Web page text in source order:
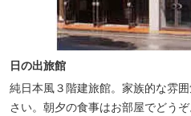
日の出旅館
純日本風３階建旅館。家族的な雰
さい。朝夕の食事はお部屋でどう